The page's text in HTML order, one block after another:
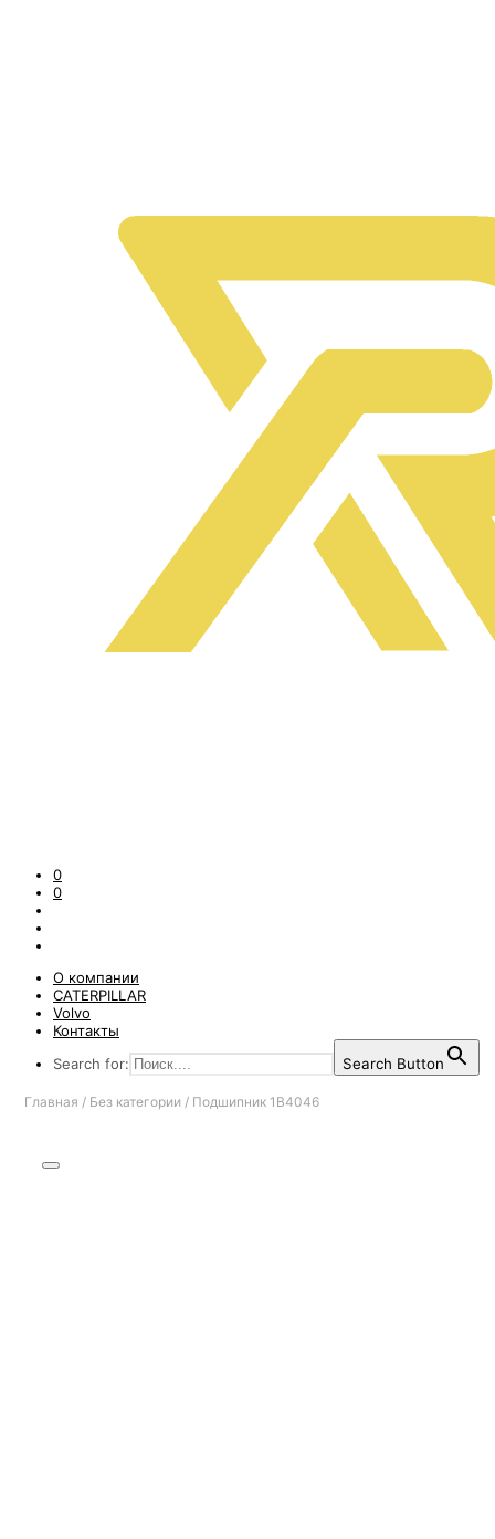
0
0
О компании
CATERPILLAR
Volvo
Контакты
Search for:
Search Button
Главная / Без категории / Подшипник 1B4046